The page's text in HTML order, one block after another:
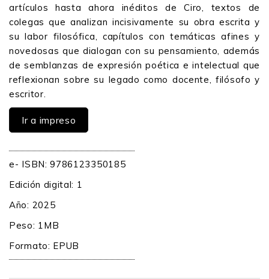
artículos hasta ahora inéditos de Ciro, textos de
colegas que analizan incisivamente su obra escrita y
su labor filosófica, capítulos con temáticas afines y
novedosas que dialogan con su pensamiento, además
de semblanzas de expresión poética e intelectual que
reflexionan sobre su legado como docente, filósofo y
escritor.
Ir a impreso
e- ISBN: 9786123350185
Edición digital: 1
Año: 2025
Peso: 1MB
Formato: EPUB